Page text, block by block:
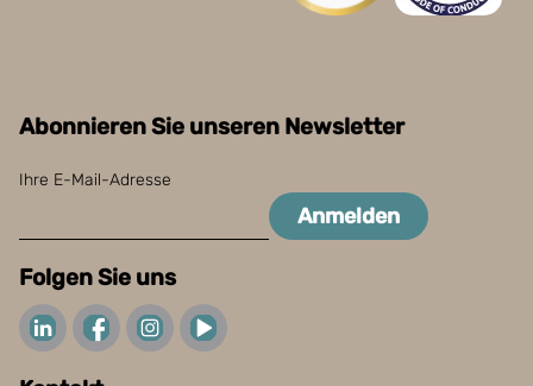
Abonnieren Sie unseren Newsletter
Ihre E-Mail-Adresse
Anmelden
Folgen Sie uns